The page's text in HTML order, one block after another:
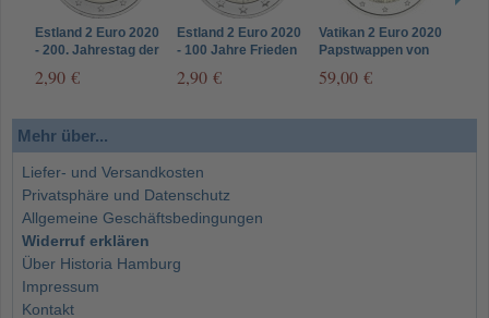
Estland 2 Euro 2020
- 200. Jahrestag der
Antarktis
2,90 €
Estland 2 Euro 2020
- 100 Jahre Frieden
2,90 €
Vatikan 2 Euro 2020
Papstwappen von
59,00 €
Mehr über...
Liefer- und Versandkosten
Privatsphäre und Datenschutz
Allgemeine Geschäftsbedingungen
Widerruf erklären
Über Historia Hamburg
Impressum
Kontakt